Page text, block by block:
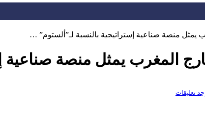
يمثل منصة صناعية إستراتيجية بالنسبة لـ”ألستوم” …
المغرب يمثل منصة صناعية
تعليقات